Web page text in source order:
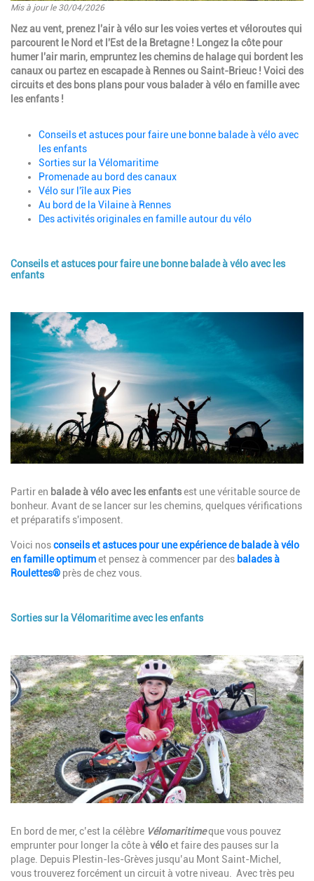
Mis à jour le 30/04/2026
Introduction
Nez au vent, prenez l'air à vélo sur les voies vertes et véloroutes qui
parcourent le Nord et l'Est de la Bretagne ! Longez la côte pour
humer l'air marin, empruntez les chemins de halage qui bordent les
canaux ou partez en escapade à Rennes ou Saint-Brieuc ! Voici des
circuits et des bons plans pour vous balader à vélo en famille avec
les enfants !
DescriptionConseils et astuces pour faire une bonne balade à vélo avec
les enfants
Sorties sur la Vélomaritime
Promenade au bord des canaux
Vélo sur l'île aux Pies
Au bord de la Vilaine à Rennes
Des activités originales en famille autour du vélo
Description
Conseils et astuces pour faire une bonne balade à vélo avec les
enfants
Image
Description
Partir en balade à vélo avec les enfantsest une véritable source de
bonheur. Avant de se lancer sur les chemins, quelques vérifications
et préparatifs s'imposent.
Voici nosconseils et astuces pour une expérience de balade à vélo
en famille optimumet pensez à commencer par des balades à
Roulettes® près de chez vous.
Description
Sorties sur la Vélomaritime avec les enfants
Image
Description
En bord de mer, c’est la célèbre Vélomaritimeque vous pouvez
emprunter pour longer la côte à véloet faire des pauses sur la
plage. Depuis Plestin-les-Grèves jusqu’au Mont Saint-Michel,
vous trouverez forcément un circuit à votre niveau. Avec très peu